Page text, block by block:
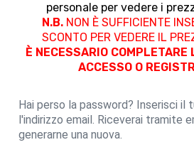
personale per vedere i
N.B. NON È SUFFICIENTE
SCONTO PER VEDERE IL
È NECESSARIO COMPLETARE
ACCESSO O
Hai perso la password? Inserisci il
l'indirizzo email. Riceverai tramite
generarne una nuova.